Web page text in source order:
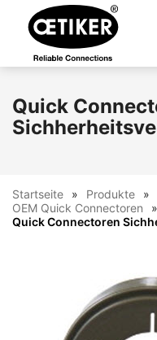
Quick
Startseite Produkte
OEM Quick Connectoren
Quick Connectoren